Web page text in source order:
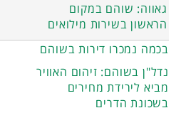
גאווה: שוהם במקום
הראשון בשירות מילואים
בכמה נמכרו דירות בשוהם
נדל"ן בשוהם: זיהום האוויר
מביא לירידת מחירים
בשכונת הדרים